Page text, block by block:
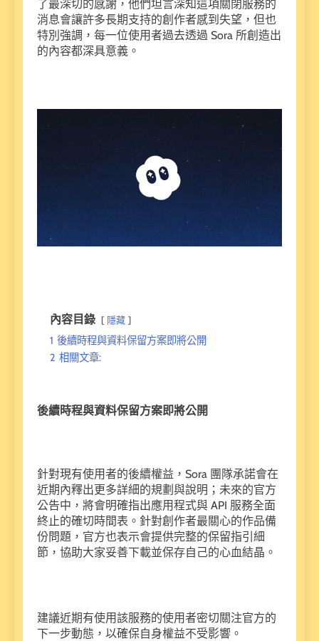
了最深切的感謝，他們坦言深知這項關閉服務的
消息會讓許多長期支持的創作者感到失望，但也
特別強調，每一位使用者過去透過 Sora 所創造出
的內容都深具意義。
內容目錄 隱藏
1 後續時程與資料保留方案即將公開
2 相關文章:
後續時程與資料保留方案即將公開
針對現有使用者的後續權益，Sora 團隊承諾會在
近期內釋出更多詳細的規劃與說明；未來的官方
公告中，將會明確指出應用程式與 API 服務全面
終止的確切時間表。針對創作者最關心的作品備
份問題，官方也表示會提供完整的保留指引細
節，協助大家妥善下載並保存自己的心血結晶。
建議近期有使用該服務的使用者密切關注官方的
下一步動態，以確保自身權益不受影響。